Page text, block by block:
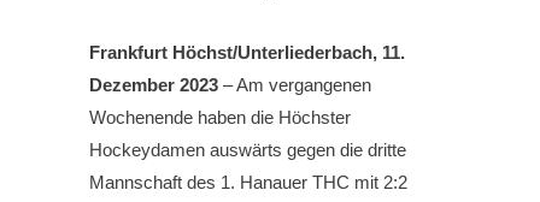
Frankfurt Höchst/Unterliederbach, 11.
Dezember 2023 – Am vergangenen
Wochenende haben die Höchster
Hockeydamen auswärts gegen die dritte
Mannschaft des 1. Hanauer THC mit 2:2